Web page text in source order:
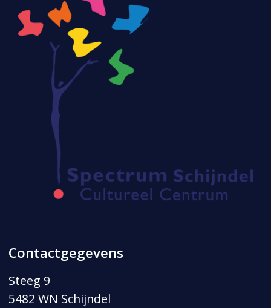
Contactgegevens
Steeg 9
5482 WN Schijndel